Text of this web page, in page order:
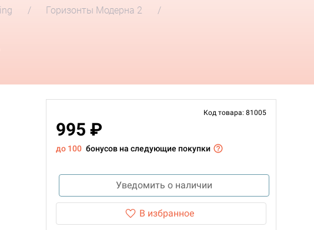
Горизонты Модерна 2
Код товара: 81005
995 ₽
до 100 бонусов на следующие покупки
Уведомить о наличии
В избранное